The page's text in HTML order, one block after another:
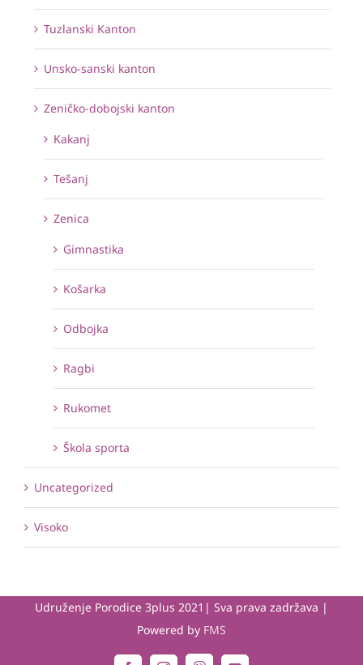
Tuzlanski Kanton
Unsko-sanski kanton
Zeničko-dobojski kanton
Kakanj
Tešanj
Zenica
Gimnastika
Košarka
Odbojka
Ragbi
Rukomet
Škola sporta
Uncategorized
Visoko
Udruženje Porodice 3plus 2021| Sva prava zadržava |
Powered by FMS